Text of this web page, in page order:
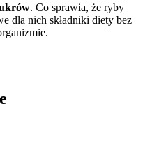
. Co sprawia, że ryby
dla nich składniki diety bez